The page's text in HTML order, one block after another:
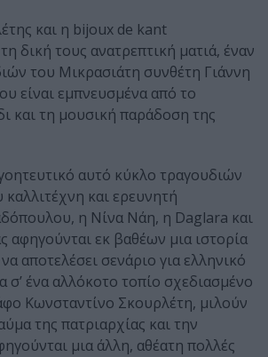
και η bijoux de kant
δική τους ανατρεπτική ματιά, έναν
του Μικρασιάτη συνθέτη Γιάννη
είναι εμπνευσμένα από το
και τη μουσική παράδοση της
αυτό κύκλο τραγουδιών
καλλιτέχνη και ερευνητή
η Νίνα Νάη, η Daglara και
αφηγούνται εκ βαθέων μια ιστορία
αποτελέσει σενάριο για ελληνικό
ένα αλλόκοτο τοπίο σχεδιασμένο
Κωνσταντίνο Σκουρλέτη, μιλούν
της πατριαρχίας και την
μια άλλη, αθέατη πολλές